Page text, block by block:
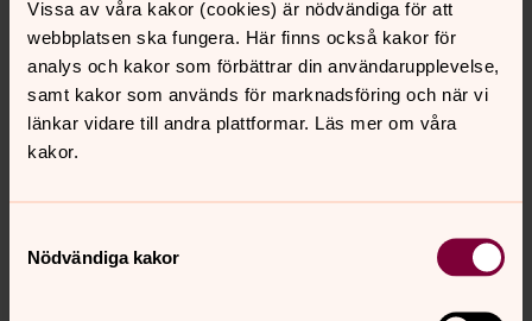
Vissa av våra kakor (cookies) är nödvändiga för att
webbplatsen ska fungera. Här finns också kakor för
analys och kakor som förbättrar din användarupplevelse,
samt kakor som används för marknadsföring och när vi
länkar vidare till andra plattformar. Läs mer om våra
kakor.
Nödvändiga kakor
Senast ändrad 8 maj 2026
Synpunkter eller frågor på sidans
innehåll?